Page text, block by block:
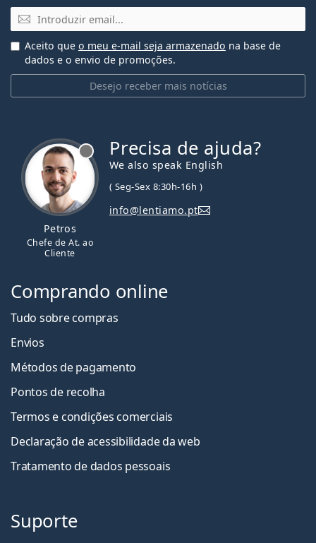
Email
Desejo receber mais notícias
Aceito que o meu e-mail seja armazenado na base de
dados e o envio de promoções.
Petros
Chefe de At. ao
Cliente
Precisa de ajuda?
We also speak English
( Seg-Sex 8:30h-16h )
info@lentiamo.pt
Comprando online
Tudo sobre compras
Envios
Métodos de pagamento
Pontos de recolha
Termos e condições comerciais
Declaração de acessibilidade da web
Tratamento de dados pessoais
Suporte